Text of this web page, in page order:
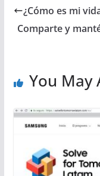
¿Cómo es mi
Comparte y
You May